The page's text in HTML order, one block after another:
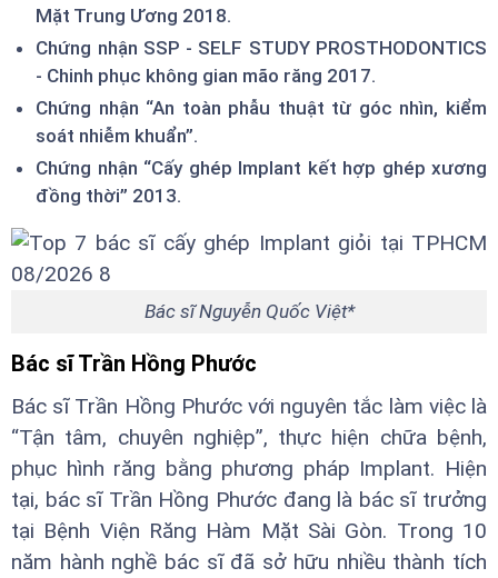
Mặt Trung Ương 2018.
Chứng nhận SSP - SELF STUDY PROSTHODONTICS
- Chinh phục không gian mão răng 2017.
Chứng nhận “An toàn phẫu thuật từ góc nhìn, kiểm
soát nhiễm khuẩn”.
Chứng nhận “Cấy ghép Implant kết hợp ghép xương
đồng thời” 2013.
Bác sĩ Nguyễn Quốc Việt*
Bác sĩ Trần Hồng Phước
Bác sĩ Trần Hồng Phước với nguyên tắc làm việc là
“Tận tâm, chuyên nghiệp”, thực hiện chữa bệnh,
phục hình răng bằng phương pháp Implant. Hiện
tại, bác sĩ Trần Hồng Phước đang là bác sĩ trưởng
tại Bệnh Viện Răng Hàm Mặt Sài Gòn. Trong 10
năm hành nghề bác sĩ đã sở hữu nhiều thành tích